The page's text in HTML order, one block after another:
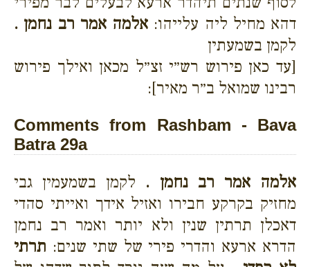
דהא מחיל ליה עלייהו: אלמה אמר רב נחמן .
לקמן בשמעתין
[עד כאן פירוש רש״י זצ״ל מכאן ואילך פירוש
רבינו שמואל ב״ר מאיר]:
Comments from Rashbam - Bava
Batra 29a
אלמה אמר רב נחמן . לקמן בשמעמין גבי
מחזיק בקרקע חבירו ואזיל אידך ואייתי סהדי
דאכלן תרתין שנין ולא יותר ואמר רב נחמן
הדרא ארעא והדרי פירי של שתי שנים: תרתי